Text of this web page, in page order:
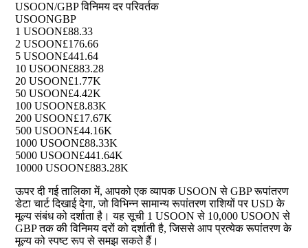
USOON/GBP विनिमय दर परिवर्तक
USOONGBP
1 USOON£88.33
2 USOON£176.66
5 USOON£441.64
10 USOON£883.28
20 USOON£1.77K
50 USOON£4.42K
100 USOON£8.83K
200 USOON£17.67K
500 USOON£44.16K
1000 USOON£88.33K
5000 USOON£441.64K
10000 USOON£883.28K
ऊपर दी गई तालिका में, आपको एक व्यापक USOON से GBP रूपांतरण
डेटा चार्ट दिखाई देगा, जो विभिन्न सामान्य रूपांतरण राशियों पर USD के
मूल्य संबंध को दर्शाता है। यह सूची 1 USOON से 10,000 USOON से
GBP तक की विनिमय दरों को दर्शाती है, जिससे आप प्रत्येक रूपांतरण के
मूल्य को स्पष्ट रूप से समझ सकते हैं।